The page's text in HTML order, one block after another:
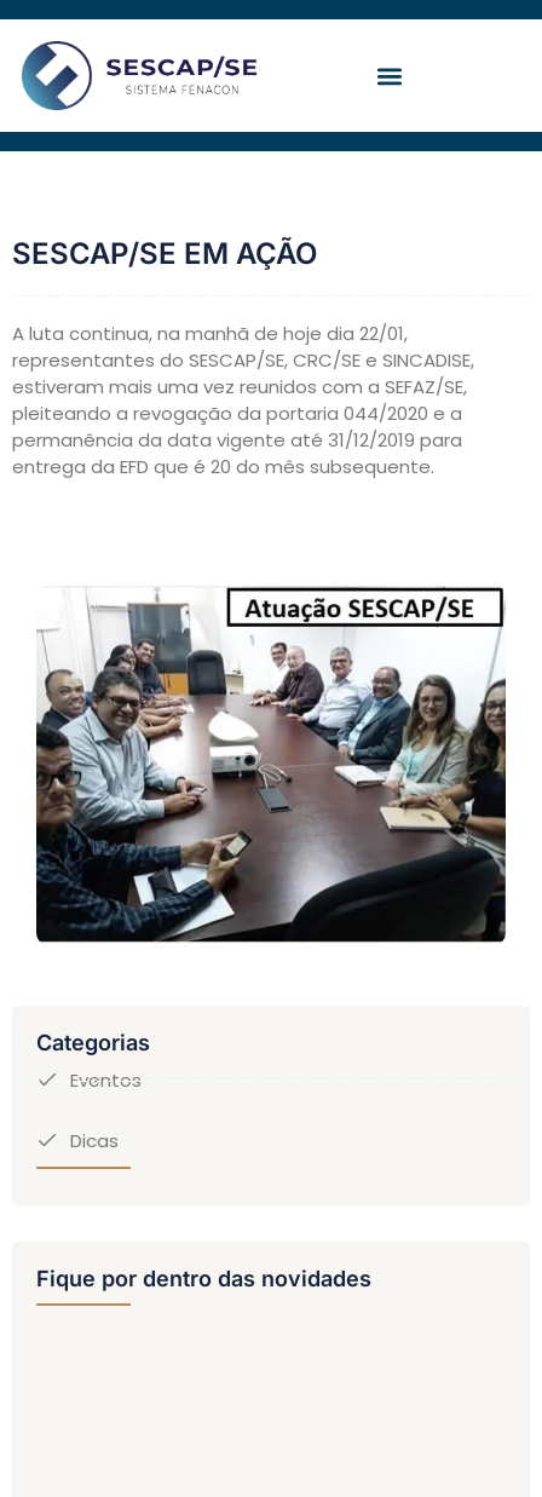
conteúdo
SESCAP/SE EM AÇÃO
A luta continua, na manhã de hoje dia 22/01,
representantes do SESCAP/SE, CRC/SE e SINCADISE,
estiveram mais uma vez reunidos com a SEFAZ/SE,
pleiteando a revogação da portaria 044/2020 e a
permanência da data vigente até 31/12/2019 para
entrega da EFD que é 20 do mês subsequente.
Categorias
Eventos
Dicas
Fique por dentro das novidades